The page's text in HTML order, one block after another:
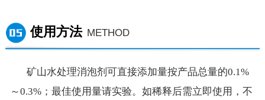
使用方法 METHOD
矿山水处理消泡剂可直接添加量按产品总量的0.1%
～0.3%；最佳使用量请实验。如稀释后需立即使用，不